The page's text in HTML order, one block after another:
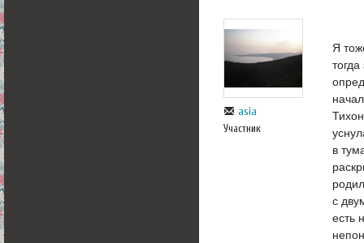
asia
Участник
Я
в
с
есть